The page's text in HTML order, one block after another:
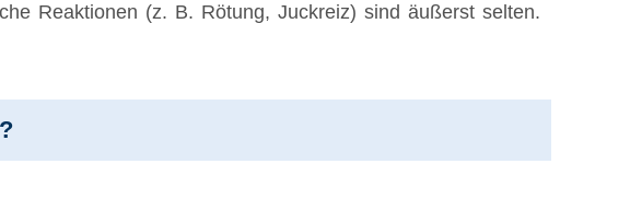
Reaktionen (z. B. Rötung, Juckreiz) sind äußerst selten.